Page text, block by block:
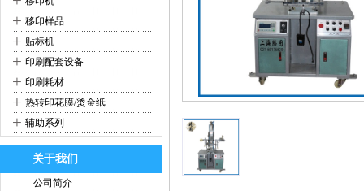
+ 移印样品
+ 贴标机
+ 印刷配套设备
+ 印刷耗材
+ 热转印花膜/烫金纸
+ 辅助系列
关于我们
公司简介